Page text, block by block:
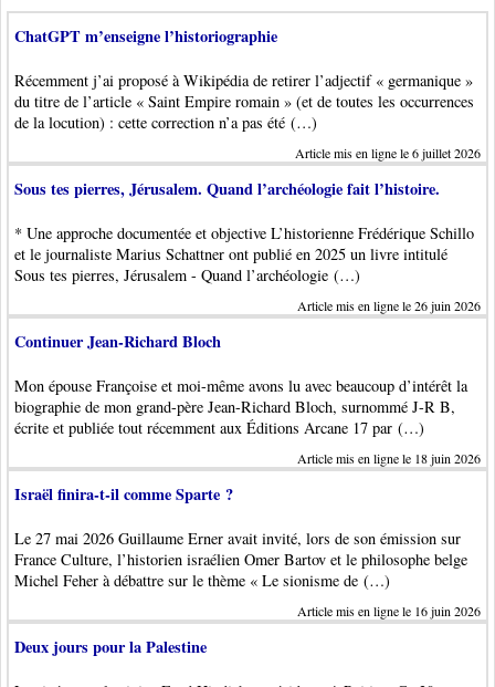
ChatGPT m’enseigne l’historiographie
Récemment j’ai proposé à Wikipédia de retirer l’adjectif « germanique »
du titre de l’article « Saint Empire romain » (et de toutes les occurrences
de la locution) : cette correction n’a pas été (…)
Article mis en ligne le 6 juillet 2026
Sous tes pierres, Jérusalem. Quand l’archéologie fait l’histoire.
* Une approche documentée et objective L’historienne Frédérique Schillo
et le journaliste Marius Schattner ont publié en 2025 un livre intitulé
Sous tes pierres, Jérusalem - Quand l’archéologie (…)
Article mis en ligne le 26 juin 2026
Continuer Jean-Richard Bloch
Mon épouse Françoise et moi-même avons lu avec beaucoup d’intérêt la
biographie de mon grand-père Jean-Richard Bloch, surnommé J-R B,
écrite et publiée tout récemment aux Éditions Arcane 17 par (…)
Article mis en ligne le 18 juin 2026
Israël finira-t-il comme Sparte ?
Le 27 mai 2026 Guillaume Erner avait invité, lors de son émission sur
France Culture, l’historien israélien Omer Bartov et le philosophe belge
Michel Feher à débattre sur le thème « Le sionisme de (…)
Article mis en ligne le 16 juin 2026
Deux jours pour la Palestine